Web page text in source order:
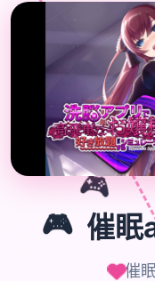
🎮
🎮 催眠
催